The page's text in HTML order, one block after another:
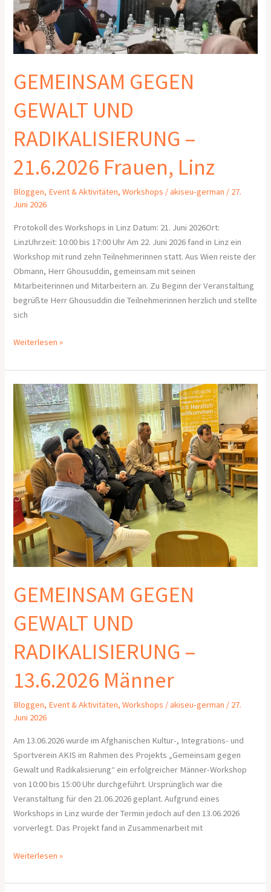
GEMEINSAM GEGEN
GEWALT UND
RADIKALISIERUNG –
21.6.2026 Frauen, Linz
Bloggen, Event & Aktivitäten,Workshops /akiseu-german / 27.
Juni 2026
Protokoll des Workshops in Linz Datum: 21. Juni 2026Ort:
LinzUhrzeit: 10:00 bis 17:00 Uhr Am 22. Juni 2026 fand in Linz ein
Workshop mit rund zehn Teilnehmerinnen statt. Aus Wien reiste der
Obmann, Herr Ghousuddin, gemeinsam mit seinen
Mitarbeiterinnen und Mitarbeitern an. Zu Beginn der Veranstaltung
begrüßte Herr Ghousuddin die Teilnehmerinnen herzlich und stellte
sich
Weiterlesen »
GEMEINSAM GEGEN
GEWALT UND
RADIKALISIERUNG –
13.6.2026 Männer
Bloggen, Event & Aktivitäten,Workshops /akiseu-german / 27.
Juni 2026
Am 13.06.2026 wurde im Afghanischen Kultur-, Integrations- und
Sportverein AKIS im Rahmen des Projekts „Gemeinsam gegen
Gewalt und Radikalisierung“ ein erfolgreicher Männer-Workshop
von 10:00 bis 15:00 Uhr durchgeführt. Ursprünglich war die
Veranstaltung für den 21.06.2026 geplant. Aufgrund eines
Workshops in Linz wurde der Termin jedoch auf den 13.06.2026
vorverlegt. Das Projekt fand in Zusammenarbeit mit
GEMEINSAM
GEGEN
GEWALT
UND
RADIKALISIERUNG
–
13.6.2026
Männer
Weiterlesen »